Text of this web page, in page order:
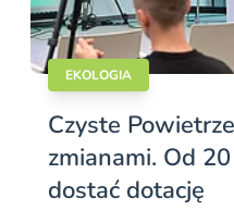
EKOLOGIA
Czyste
zmianami. Od
dostać dotację